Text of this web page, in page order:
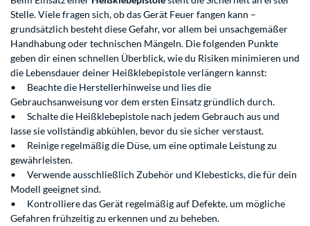
Stelle. Viele fragen sich, ob das Gerät Feuer fangen kann –
grundsätzlich besteht diese Gefahr, vor allem bei unsachgemäßer
Handhabung oder technischen Mängeln. Die folgenden Punkte
geben dir einen schnellen Überblick, wie du Risiken minimieren und
die Lebensdauer deiner Heißklebepistole verlängern kannst:
•
Beachte die Herstellerhinweise und lies die
Gebrauchsanweisung vor dem ersten Einsatz gründlich durch.
•
Schalte die Heißklebepistole nach jedem Gebrauch aus und
lasse sie vollständig abkühlen, bevor du sie sicher verstaust.
•
Reinige regelmäßig die Düse, um eine optimale Leistung zu
gewährleisten.
•
Verwende ausschließlich Zubehör und Klebesticks, die für dein
Modell geeignet sind.
•
Kontrolliere das Gerät regelmäßig auf Defekte, um mögliche
Gefahren frühzeitig zu erkennen und zu beheben.